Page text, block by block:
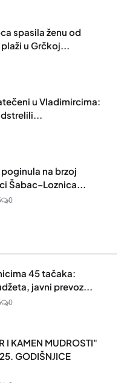
spasila ženu od
u Grčkoj...
u Vladimircima:
na brzoj
Šabac–Loznica...
0
45 tačaka:
javni prevoz...
0
I KAMEN MUDROSTI"
GODIŠNJICE